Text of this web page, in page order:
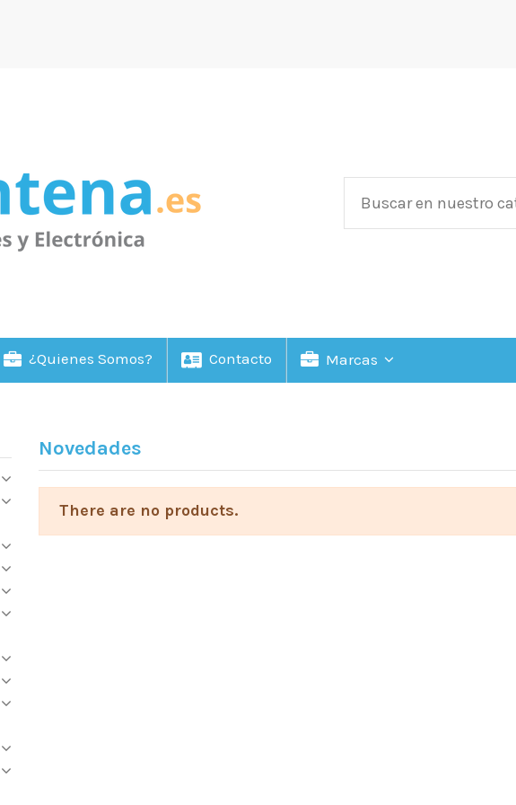
¿Quienes Somos? Contacto Marcas
Novedades
There are no products.